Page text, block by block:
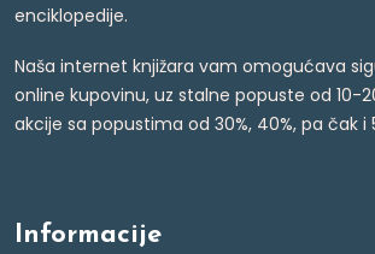
enciklopedije.
Naša internet knjižara vam omogućava
online kupovinu, uz stalne popuste od 10-
akcije sa popustima od 30%, 40%, pa čak i
Informacije